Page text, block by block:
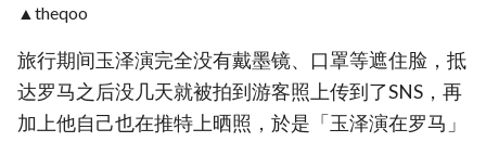
▲theqoo
旅行期间玉泽演完全没有戴墨镜、口罩等遮住脸，抵
达罗马之后没几天就被拍到游客照上传到了SNS，再
加上他自己也在推特上晒照，於是「玉泽演在罗马」